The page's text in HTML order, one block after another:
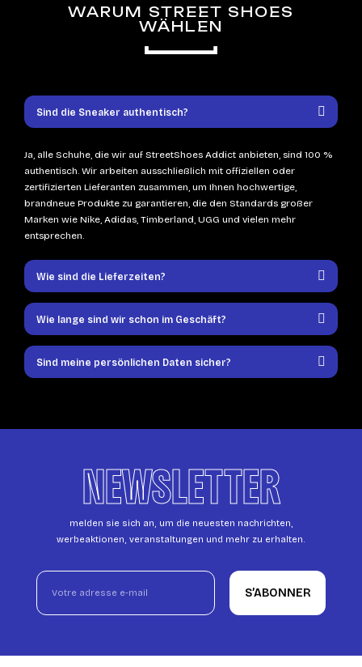
WARUM STREET SHOES
WÄHLEN
Sind die Sneaker authentisch?
Ja, alle Schuhe, die wir auf StreetShoes Addict anbieten, sind 100 %
authentisch. Wir arbeiten ausschließlich mit offiziellen oder
zertifizierten Lieferanten zusammen, um Ihnen hochwertige,
brandneue Produkte zu garantieren, die den Standards großer
Marken wie Nike, Adidas, Timberland, UGG und vielen mehr
entsprechen.
Wie sind die Lieferzeiten?
Wie lange sind wir schon im Geschäft?
Sind meine persönlichen Daten sicher?
NEWSLETTER
melden sie sich an, um die neuesten nachrichten,
werbeaktionen, veranstaltungen und mehr zu erhalten.
S’ABONNER